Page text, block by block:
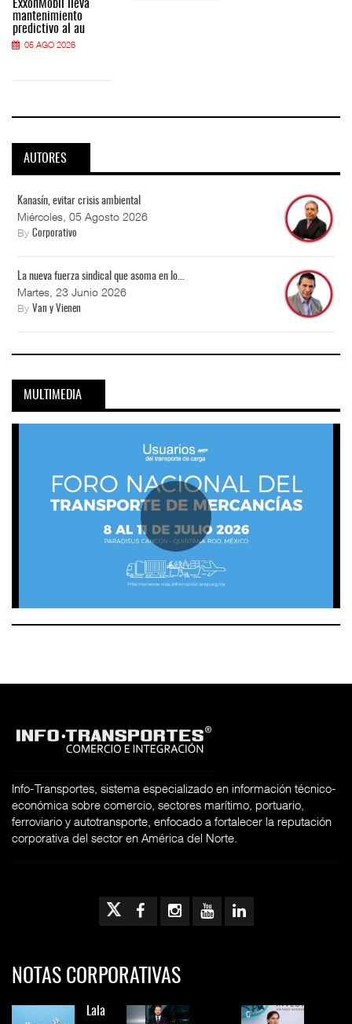
ExxonMobil lleva
mantenimiento
predictivo al au
05 AGO 2026
AUTORES
Kanasín, evitar crisis ambiental
Miércoles, 05 Agosto 2026
By Corporativo
La nueva fuerza sindical que asoma en lo...
Martes, 23 Junio 2026
By Van y Vienen
MULTIMEDIA
Info-Transportes, sistema especializado en información técnico-
económica sobre comercio, sectores marítimo, portuario,
ferroviario y autotransporte, enfocado a fortalecer la reputación
corporativa del sector en América del Norte.
NOTAS CORPORATIVAS
Lala